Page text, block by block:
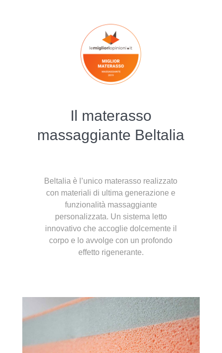
Il materasso
massaggiante Beltalia
Beltalia è l’unico materasso realizzato
con materiali di ultima generazione e
funzionalità massaggiante
personalizzata. Un sistema letto
innovativo che accoglie dolcemente il
corpo e lo avvolge con un profondo
effetto rigenerante.